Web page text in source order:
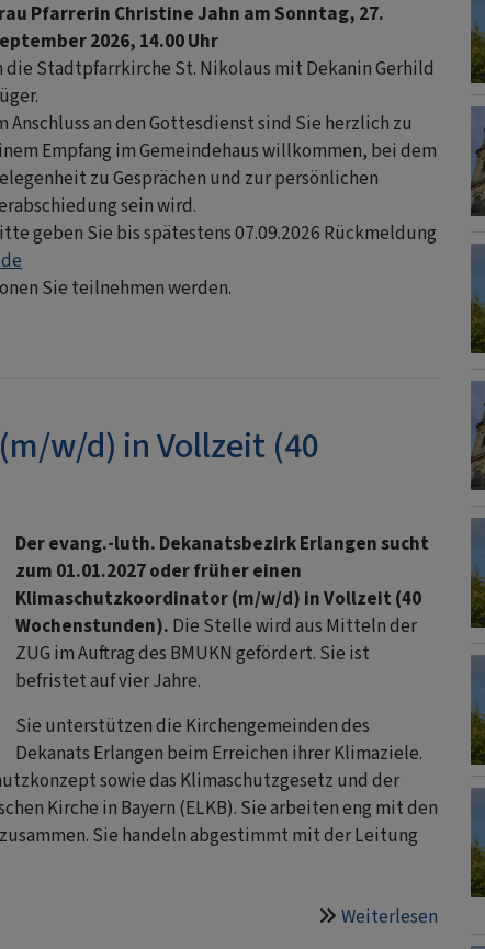
Pfarrerin Christine Jahn am Sonntag, 27.
2026, 14.00 Uhr
die Stadtpfarrkirche St. Nikolaus mit Dekanin Gerhild
Anschluss an den Gottesdienst sind Sie herzlich zu
Empfang im Gemeindehaus willkommen, bei dem
zu Gesprächen und zur persönlichen
sein wird.
geben Sie bis spätestens 07.09.2026 Rückmeldung
Sie teilnehmen werden.
w/d) in Vollzeit (40
Der evang.-luth. Dekanatsbezirk Erlangen sucht
zum 01.01.2027 oder früher einen
Klimaschutzkoordinator (m/w/d) in Vollzeit (40
Wochenstunden). Die Stelle wird aus Mitteln der
ZUG im Auftrag des BMUKN gefördert. Sie ist
befristet auf vier Jahre.
Sie unterstützen die Kirchengemeinden des
Dekanats Erlangen beim Erreichen ihrer Klimaziele.
sowie das Klimaschutzgesetz und der
Kirche in Bayern (ELKB). Sie arbeiten eng mit den
Sie handeln abgestimmt mit der Leitung
Weiterlesen